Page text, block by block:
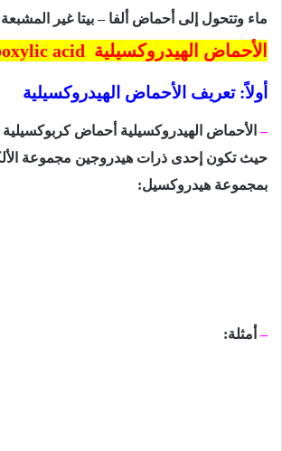
ماء وتتحول إلى أحماض ألفا – بيتا غير
الأحماض الهيدروكسيلية acid
أولاً: تعريف الأحماض الهيدروكسيلية
– الأحماض الهيدروكسيلية أحماض كربوكسيلية
حيث تكون إحدى ذرات هيدروجين مجموعة
بمجموعة هيدروكسيل:
– أمثلة: